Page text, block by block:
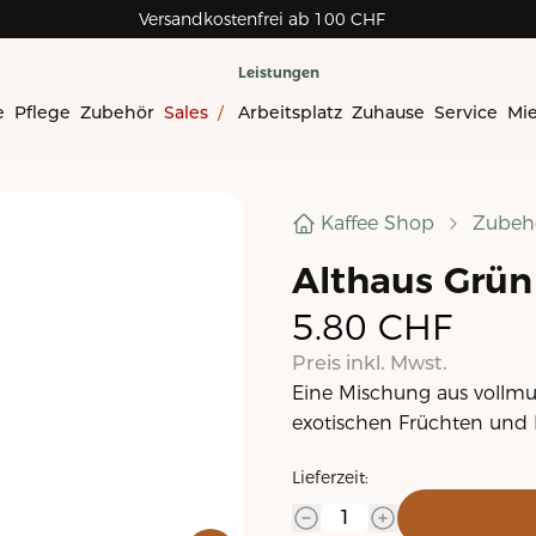
Versandkostenfrei ab 100 CHF
Pflege Zubehör Sales /
Leistungen
Arbeitsplatz Zuhause Service
Kaffee Shop
Althaus
5.80 CHF
Preis inkl. Mwst.
Eine Mischung aus
exotischen Früchten und
Lieferzeit: